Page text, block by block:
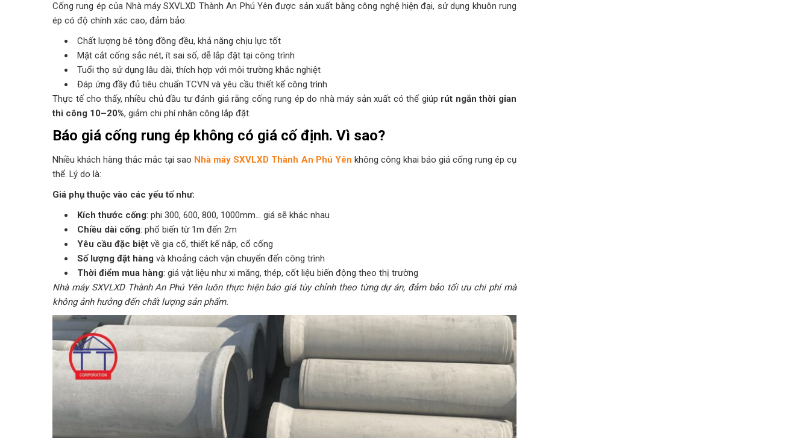
Cống rung ép của Nhà máy SXVLXD Thành An Phú Yên được sản xuất bằng công nghệ hiện đại, sử dụng khuôn rung
ép có độ chính xác cao, đảm bảo:
Chất lượng bê tông đồng đều, khả năng chịu lực tốt
Mặt cắt cống sắc nét, ít sai số, dễ lắp đặt tại công trình
Tuổi thọ sử dụng lâu dài, thích hợp với môi trường khắc nghiệt
Đáp ứng đầy đủ tiêu chuẩn TCVN và yêu cầu thiết kế công trình
Thực tế cho thấy, nhiều chủ đầu tư đánh giá rằng cống rung ép do nhà máy sản xuất có thể giúp rút ngắn thời gian
thi công 10–20%, giảm chi phí nhân công lắp đặt.
Báo giá cống rung ép không có giá cố định. Vì sao?
Nhiều khách hàng thắc mắc tại sao Nhà máy SXVLXD Thành An Phú Yên không công khai báo giá cống rung ép cụ
thể. Lý do là:
Giá phụ thuộc vào các yếu tố như:
Kích thước cống: phi 300, 600, 800, 1000mm… giá sẽ khác nhau
Chiều dài cống: phổ biến từ 1m đến 2m
Yêu cầu đặc biệtvề gia cố, thiết kế nắp, cổ cống
Số lượng đặt hàng và khoảng cách vận chuyển đến công trình
Thời điểm mua hàng: giá vật liệu như xi măng, thép, cốt liệu biến động theo thị trường
Nhà máy SXVLXD Thành An Phú Yên luôn thực hiện báo giá tùy chỉnh theo từng dự án, đảm bảo tối ưu chi phí mà
không ảnh hưởng đến chất lượng sản phẩm.